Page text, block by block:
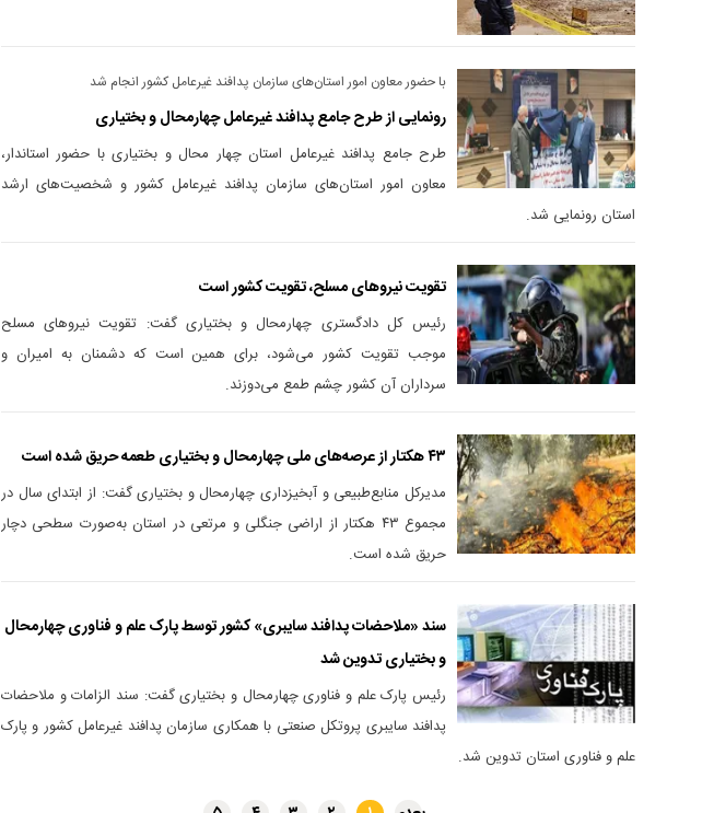
با حضور معاون امور استان‌های سازمان پدافند غیرعامل کشور انجام شد
رونمایی از طرح جامع پدافند غیرعامل چهارمحال و بختیاری
طرح جامع پدافند غیرعامل استان چهار محال و بختیاری با حضور استاندار،
معاون امور استان‌های سازمان پدافند غیرعامل کشور و شخصیت‌های ارشد
استان رونمایی شد.
تقویت نیروهای مسلح، تقویت کشور است
رئیس کل دادگستری چهارمحال و بختیاری گفت: تقویت نیروهای مسلح
موجب تقویت کشور می‌شود، برای همین است که دشمنان به امیران و
سرداران آن کشور چشم طمع می‌دوزند.
۴۳ هکتار از عرصه‌های ملی چهارمحال و بختیاری طعمه حریق شده است
مدیرکل منابع‌طبیعی و آبخیزداری چهارمحال و بختیاری گفت: از ابتدای سال در
مجموع ۴۳ هکتار از اراضی جنگلی و مرتعی در استان به‌صورت سطحی دچار
حریق شده است.
سند «ملاحضات پدافند سایبری» کشور توسط پارک علم و فناوری چهارمحال
و بختیاری تدوین شد
رئیس پارک علم و فناوری چهارمحال و بختیاری گفت: سند الزامات و ملاحضات
پدافند سایبری پروتکل صنعتی با همکاری سازمان پدافند غیرعامل کشور و پارک
علم و فناوری استان تدوین شد.